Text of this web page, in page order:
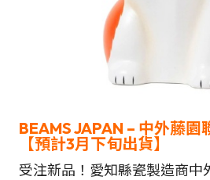
BEAMS JAPAN – 中外藤園
【預計3月下旬出貨】
受注新品！愛知縣瓷製造商中